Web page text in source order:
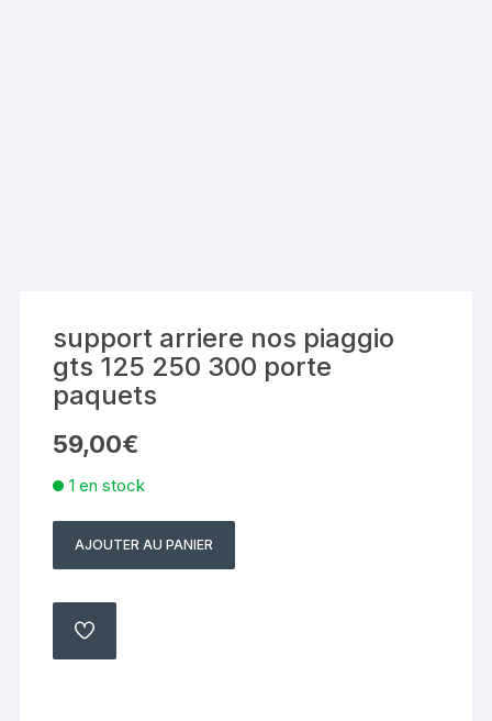
support arriere nos piaggio
gts 125 250 300 porte
paquets
59,00€
1 en stock
quantité
support
arriere
nos
AJOUTER AU PANIER
AJOUTER